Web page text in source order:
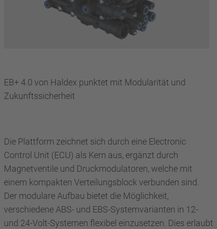
EB+ 4.0 von Haldex punktet mit Modularität und
Zukunftssicherheit
Die Plattform zeichnet sich durch eine Electronic
Control Unit (ECU) als Kern aus, ergänzt durch
Magnetventile und Druckmodulatoren, welche mit
einem kompakten Verteilungsblock verbunden sind.
Der modulare Aufbau bietet die Möglichkeit,
verschiedene ABS- und EBS-Systemvarianten in 12-
und 24-Volt-Systemen flexibel einzusetzen. Dies erlaubt